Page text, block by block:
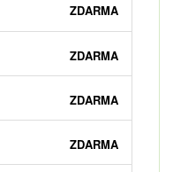
ZDARMA
ZDARMA
ZDARMA
ZDARMA